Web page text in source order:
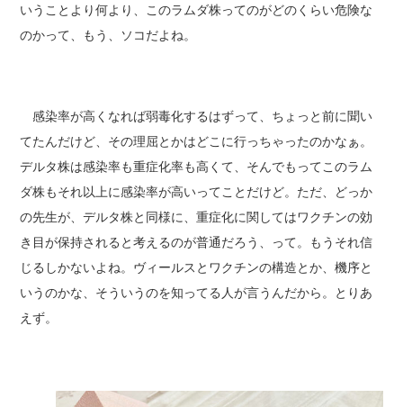
いうことより何より、このラムダ株ってのがどのくらい危険な
のかって、もう、ソコだよね。
感染率が高くなれば弱毒化するはずって、ちょっと前に聞い
てたんだけど、その理屈とかはどこに行っちゃったのかなぁ。
デルタ株は感染率も重症化率も高くて、そんでもってこのラム
ダ株もそれ以上に感染率が高いってことだけど。ただ、どっか
の先生が、デルタ株と同様に、重症化に関してはワクチンの効
き目が保持されると考えるのが普通だろう、って。もうそれ信
じるしかないよね。ヴィールスとワクチンの構造とか、機序と
いうのかな、そういうのを知ってる人が言うんだから。とりあ
えず。